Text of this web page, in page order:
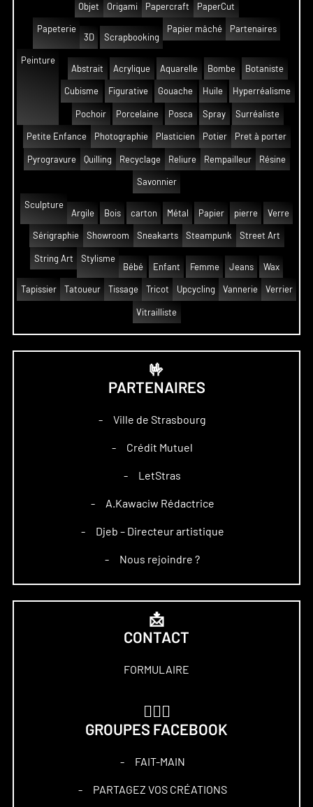
Objet Origami Papercraft PaperCut
Papeterie
3D
Scrapbooking
Papier mâché Partenaires
Peinture
Abstrait
Acrylique Aquarelle Bombe Botaniste
Cubisme Figurative Gouache Huile Hyperréalisme
Pochoir Porcelaine Posca Spray Surréaliste
Petite Enfance Photographie Plasticien Potier Pret à porter
Pyrogravure Quilling Recyclage Reliure Rempailleur Résine
Savonnier
Sculpture
Argile
Bois carton Métal Papier pierre Verre
Sérigraphie Showroom Sneakarts Steampunk Street Art
String Art
Stylisme
Bébé
Enfant Femme Jeans Wax
Tapissier Tatoueur Tissage Tricot Upcycling Vannerie Verrier
Vitrailliste
🤟
PARTENAIRES
– Ville de Strasbourg
– Crédit Mutuel
– LetStras
– A.Kawaciw Rédactrice
– Djeb – Directeur artistique
– Nous rejoindre ?
📩
CONTACT
FORMULAIRE
GROUPES FACEBOOK
– FAIT-MAIN
– PARTAGEZ VOS CRÉATIONS